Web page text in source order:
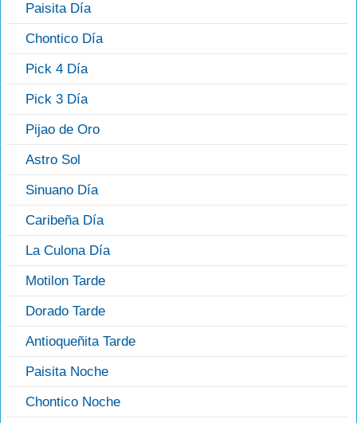
Paisita Día
Chontico Día
Pick 4 Día
Pick 3 Día
Pijao de Oro
Astro Sol
Sinuano Día
Caribeña Día
La Culona Día
Motilon Tarde
Dorado Tarde
Antioqueñita Tarde
Paisita Noche
Chontico Noche